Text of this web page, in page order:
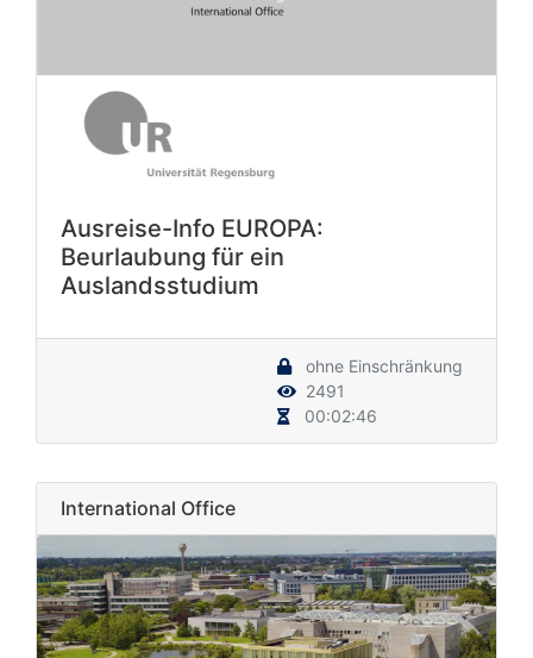
Ausreise-Info EUROPA:
Beurlaubung für ein
Auslandsstudium
ohne Einschränkung
2491
00:02:46
International Office